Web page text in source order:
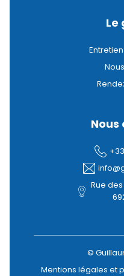
Le
Rue
©
Mentions légales et